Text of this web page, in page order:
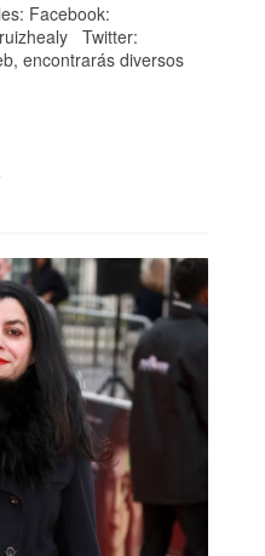
Facebook:
Twitter:
encontrarás diversos